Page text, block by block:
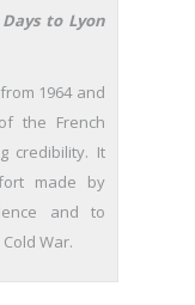
to Lyon
1964 and
the French
credibility. It
made by
and to
War.